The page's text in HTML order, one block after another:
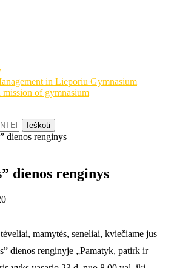
in Lieporiu Gymnasium
mission of gymnasium
Ieškoti
dienos renginys
dienos renginys
mamytės, seneliai, kviečiame jus
dienos renginyje „Pamatyk, patirk ir